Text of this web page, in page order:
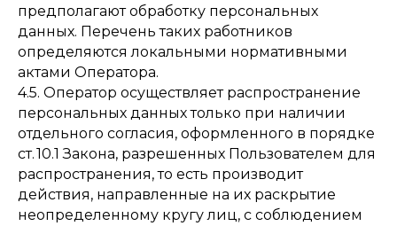
предполагают обработку персональных
данных. Перечень таких работников
определяются локальными нормативными
актами Оператора.
4.5. Оператор осуществляет распространение
персональных данных только при наличии
отдельного согласия, оформленного в порядке
ст. 10.1 Закона, разрешенных Пользователем для
распространения, то есть производит
действия, направленные на их раскрытие
неопределенному кругу лиц, с соблюдением